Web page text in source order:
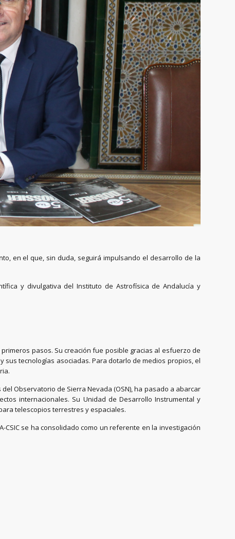
en el que, sin duda, seguirá impulsando el desarrollo de la
y divulgativa del Instituto de Astrofísica de Andalucía y
pasos. Su creación fue posible gracias al esfuerzo de
tecnologías asociadas. Para dotarlo de medios propios, el
Observatorio de Sierra Nevada (OSN), ha pasado a abarcar
internacionales. Su Unidad de Desarrollo Instrumental y
telescopios terrestres y espaciales.
se ha consolidado como un referente en la investigación